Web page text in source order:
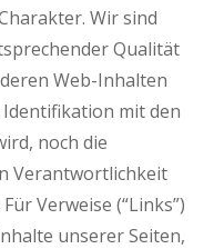
Wir sind
Qualität
Web-Inhalten
mit den
noch die
Verantwortlichkeit
Verweise (“Links”)
unserer Seiten,